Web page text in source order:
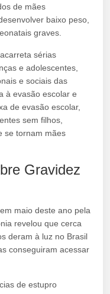
de mães
baixo peso,
graves.
sérias
e adolescentes,
e sociais das
à evasão escolar e
de evasão escolar,
sem filhos,
se tornam mães
Gravidez
maio deste ano pela
revelou que cerca
deram à luz no Brasil
conseguiram acessar
de estupro